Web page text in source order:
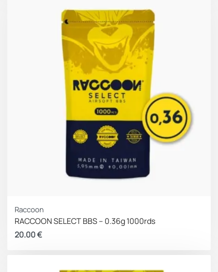
Raccoon
RACCOON SELECT BBS – 0.36g 1000rds
20.00€